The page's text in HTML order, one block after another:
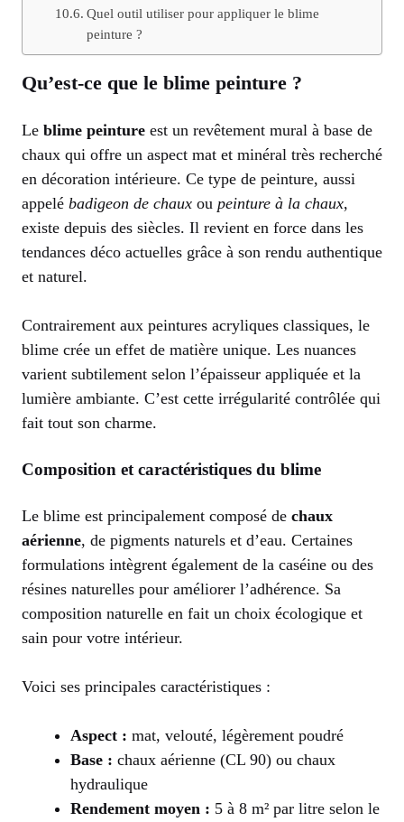
Quel outil utiliser pour appliquer le blime
peinture ?
Qu’est-ce que le blime peinture ?
Le blime peinture est un revêtement mural à base de
chaux qui offre un aspect mat et minéral très recherché
en décoration intérieure. Ce type de peinture, aussi
appelé badigeon de chaux ou peinture à la chaux,
existe depuis des siècles. Il revient en force dans les
tendances déco actuelles grâce à son rendu authentique
et naturel.
Contrairement aux peintures acryliques classiques, le
blime crée un effet de matière unique. Les nuances
varient subtilement selon l’épaisseur appliquée et la
lumière ambiante. C’est cette irrégularité contrôlée qui
fait tout son charme.
Composition et caractéristiques du blime
Le blime est principalement composé de chaux
aérienne, de pigments naturels et d’eau. Certaines
formulations intègrent également de la caséine ou des
résines naturelles pour améliorer l’adhérence. Sa
composition naturelle en fait un choix écologique et
sain pour votre intérieur.
Voici ses principales caractéristiques :
Aspect : mat, velouté, légèrement poudré
Base : chaux aérienne (CL 90) ou chaux
hydraulique
Rendement moyen : 5 à 8 m² par litre selon le